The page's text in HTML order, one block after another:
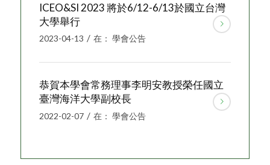
ICEO&SI 2023 將於6/12-6/13於國立台灣
大學舉行
2023-04-13 / 在： 學會公告
恭賀本學會常務理事李明安教授榮任國立
臺灣海洋大學副校長
2022-02-07 / 在： 學會公告